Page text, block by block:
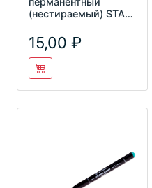
(нестираемый) STAFF
233,ЧЕРНЫЙ,эрг.
корпус,
15,00